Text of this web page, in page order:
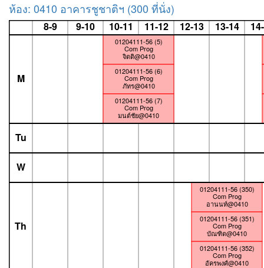
ห้อง: 0410 อาคารชูชาติฯ (300 ที่นั่ง)
8-9 9-10 10-11 11-12 12-13 13-14
01204111-56 (5)
Com Prog
จิตติ@0410
01204111-56 (6)
Com Prog
ภัทร@0410
01204111-56 (7)
Com Prog
มนต์ชัย@0410
01204111-56 (350)
Com Prog
อานนท์@0410
01204111-56 (351)
Com Prog
บัณฑิต@0410
01204111-56 (352)
Com Prog
อัครพงศ์@0410
M
Tu
W
Th